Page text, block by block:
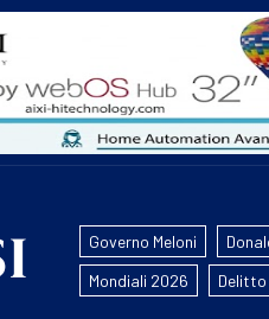
Governo Meloni
Mondiali 2026
Delitto